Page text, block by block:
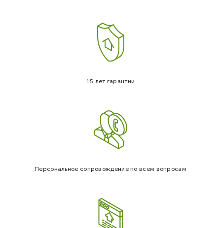
15 лет гарантии
Персональное сопровождение по всем вопросам